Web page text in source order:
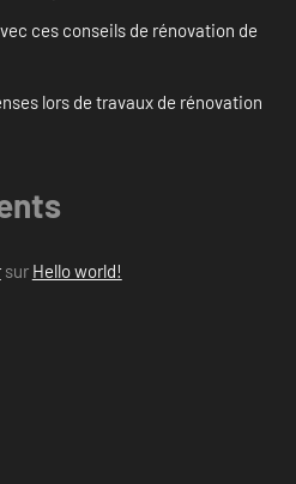
ces conseils de rénovation de
lors de travaux de rénovation
sur Hello world!